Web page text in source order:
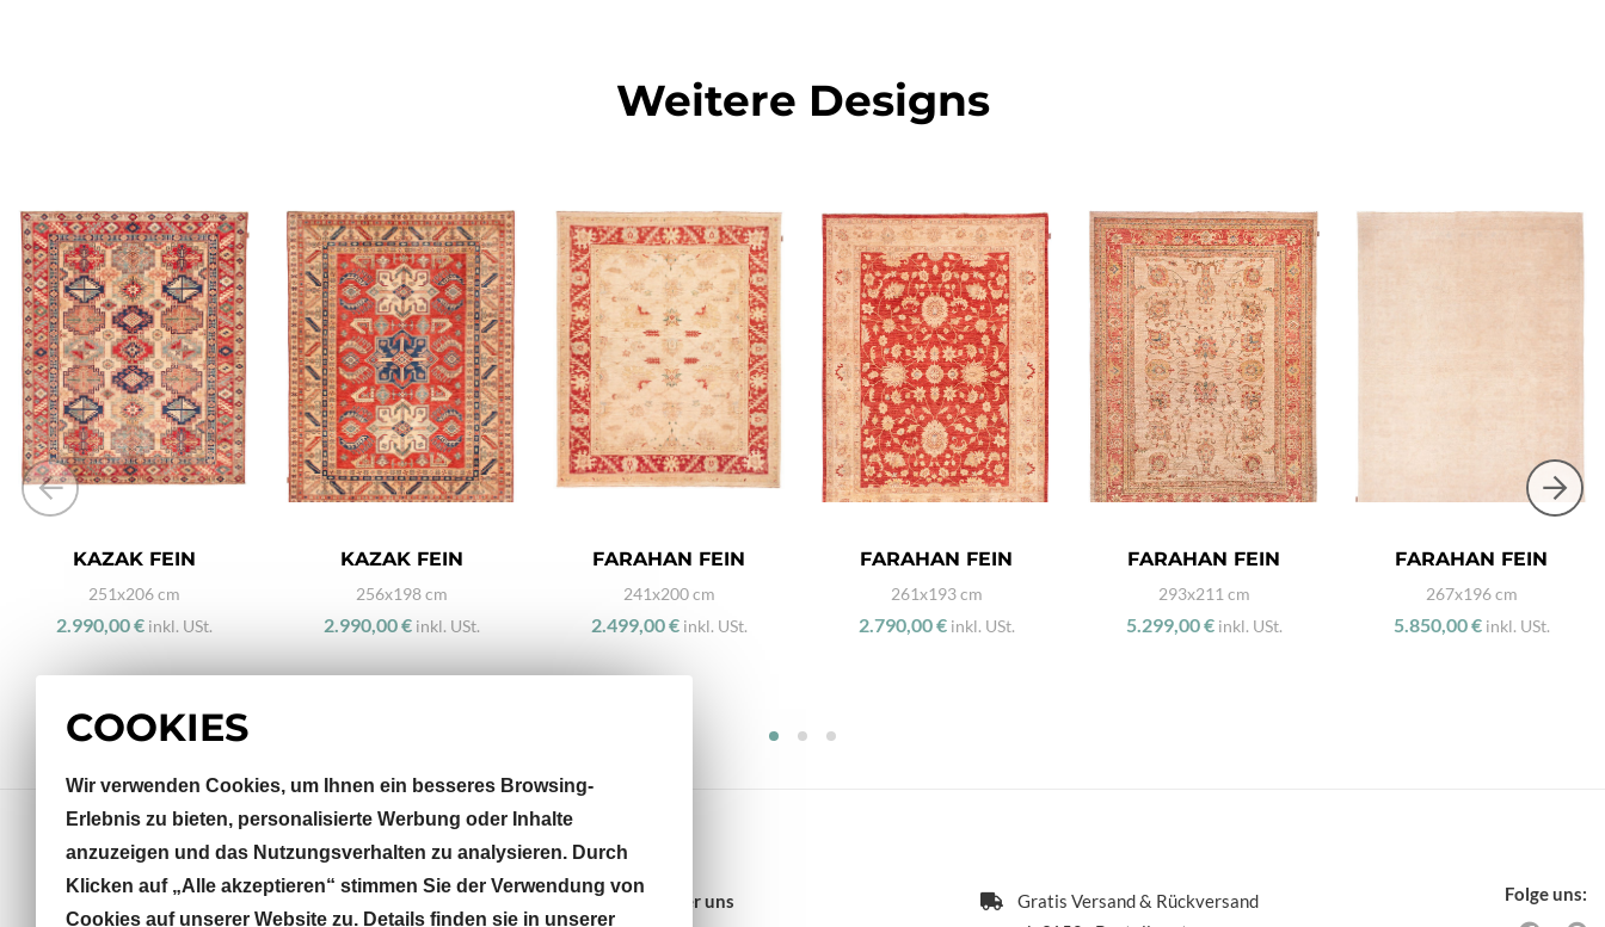
Weitere Designs
KAZAK FEIN
251x206 cm
2.990,00 € inkl. USt.
KAZAK FEIN
256x198 cm
2.990,00 € inkl. USt.
FARAHAN FEIN
241x200 cm
2.499,00 € inkl. USt.
FARAHAN FEIN
261x193 cm
2.790,00 € inkl. USt.
FARAHAN FEIN
293x211 cm
5.299,00 € inkl. USt.
FARAHAN FEIN
267x196 cm
5.850,00 € inkl. USt.
COOKIES
Wir verwenden Cookies, um Ihnen ein besseres Browsing-
Erlebnis zu bieten, personalisierte Werbung oder Inhalte
anzuzeigen und das Nutzungsverhalten zu analysieren. Durch
Klicken auf „Alle akzeptieren“ stimmen Sie der Verwendung von
Cookies auf unserer Website zu. Details finden sie in unserer
Über uns
Gratis Versand & Rückversand
Folge uns: